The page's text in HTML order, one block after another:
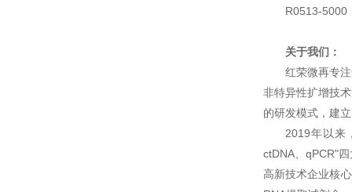
R0513-
关于我们：
红荣微再专
非特异性扩增技
的研发模式，建
2019年以来
ctDNA、qPCR"
高新技术企业核